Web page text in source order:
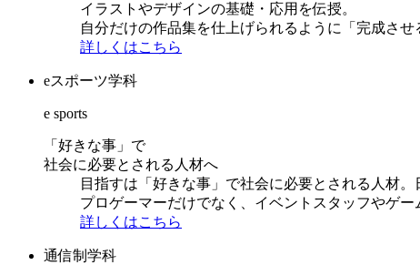
イラストやデザインの基礎・応用を伝授。
自分だけの作品集を仕上げられるように「完成させ
詳しくはこちら
eスポーツ学科
e sports
「好きな事」で
社会に必要とされる人材へ
目指すは「好きな事」で社会に必要とされる人材
プロゲーマーだけでなく、イベントスタッフやゲ
詳しくはこちら
通信制学科